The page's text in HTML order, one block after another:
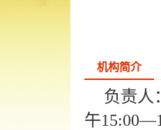
机构简介
负责人
午